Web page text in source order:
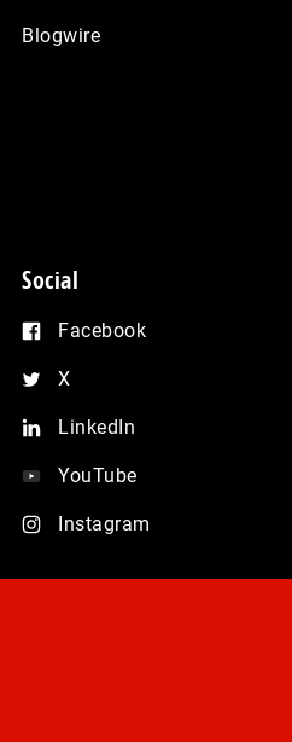
Blogwire
Social
Facebook
X
LinkedIn
YouTube
Instagram